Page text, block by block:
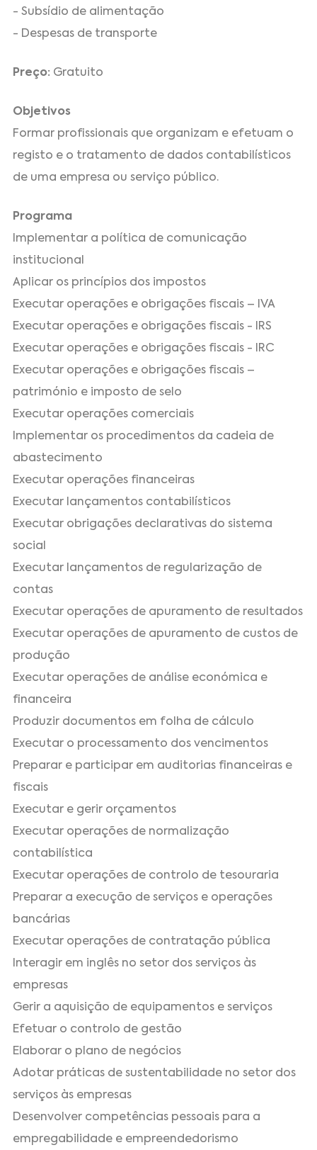
- Subsídio de alimentação
- Despesas de transporte
Preço: Gratuito
Objetivos
Formar profissionais que organizam e efetuam o
registo e o tratamento de dados contabilísticos
de uma empresa ou serviço público.
Programa
Implementar a política de comunicação
institucional
Aplicar os princípios dos impostos
Executar operações e obrigações fiscais – IVA
Executar operações e obrigações fiscais - IRS
Executar operações e obrigações fiscais - IRC
Executar operações e obrigações fiscais –
património e imposto de selo
Executar operações comerciais
Implementar os procedimentos da cadeia de
abastecimento
Executar operações financeiras
Executar lançamentos contabilísticos
Executar obrigações declarativas do sistema
social
Executar lançamentos de regularização de
contas
Executar operações de apuramento de resultados
Executar operações de apuramento de custos de
produção
Executar operações de análise económica e
financeira
Produzir documentos em folha de cálculo
Executar o processamento dos vencimentos
Preparar e participar em auditorias financeiras e
fiscais
Executar e gerir orçamentos
Executar operações de normalização
contabilística
Executar operações de controlo de tesouraria
Preparar a execução de serviços e operações
bancárias
Executar operações de contratação pública
Interagir em inglês no setor dos serviços às
empresas
Gerir a aquisição de equipamentos e serviços
Efetuar o controlo de gestão
Elaborar o plano de negócios
Adotar práticas de sustentabilidade no setor dos
serviços às empresas
Desenvolver competências pessoais para a
empregabilidade e empreendedorismo